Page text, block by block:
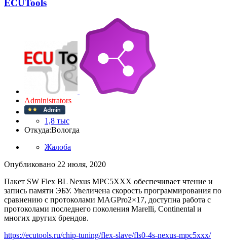
ECUTools
Administrators
1,8 тыс
Откуда:Вологда
Жалоба
Опубликовано 22 июля, 2020
Пакет SW Flex BL Nexus MPC5XXX обеспечивает чтение и
запись памяти ЭБУ. Увеличена скорость программирования по
сравнению с протоколами MAGPro2×17, доступна работа с
протоколами последнего поколения Marelli, Continental и
многих других брендов.
https://ecutools.ru/chip-tuning/flex-slave/fls0-4s-nexus-mpc5xxx/